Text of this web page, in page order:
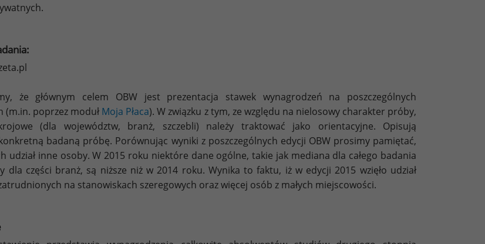
że głównym celem OBW jest prezentacja stawek wynagrodzeń na poszczególnych
(m.in. poprzez moduł Moja Płaca). W związku z tym, ze względu na nielosowy charakter próby,
(dla województw, branż, szczebli) należy traktować jako orientacyjne. Opisują
badaną próbę. Porównując wyniki z poszczególnych edycji OBW prosimy pamiętać,
udział inne osoby. W 2015 roku niektóre dane ogólne, takie jak mediana dla całego badania
dla części branż, są niższe niż w 2014 roku. Wynika to faktu, iż w edycji 2015 wzięło udział
na stanowiskach szeregowych oraz więcej osób z małych miejscowości.